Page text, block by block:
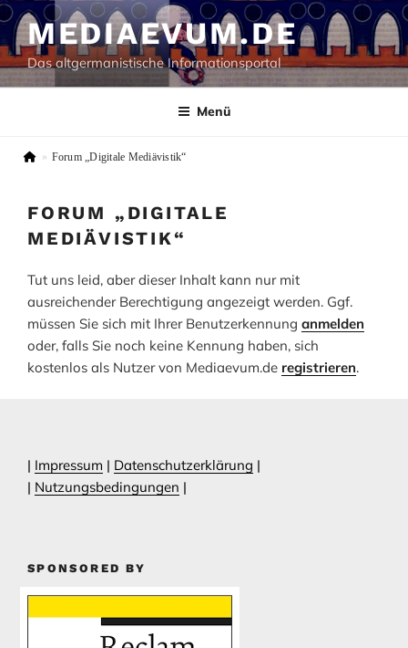
Zum
Inhalt
springen
MEDIAEVUM.DE
Das altgermanistische Informationsportal
Menü
» Forum „Digitale Mediävistik“
FORUM „DIGITALE
MEDIÄVISTIK“
Tut uns leid, aber dieser Inhalt kann nur mit
ausreichender Berechtigung angezeigt werden. Ggf.
müssen Sie sich mit Ihrer Benutzerkennung anmelden
oder, falls Sie noch keine Kennung haben, sich
kostenlos als Nutzer von Mediaevum.de registrieren.
| Impressum | Datenschutzerklärung |
| Nutzungsbedingungen |
SPONSORED BY